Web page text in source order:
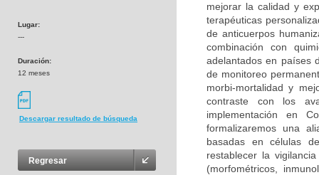
Lugar:
---
Duración:
12 meses
Descargar resultado de búsqueda
Regresar
mejorar la calidad y
terapéuticas
de anticuerpos
combinación con
adelantados en países
de monitoreo
morbi-mortalidad y
contraste con los
implementación en
formalizaremos una
basadas en células
restablecer la
(morfométricos,